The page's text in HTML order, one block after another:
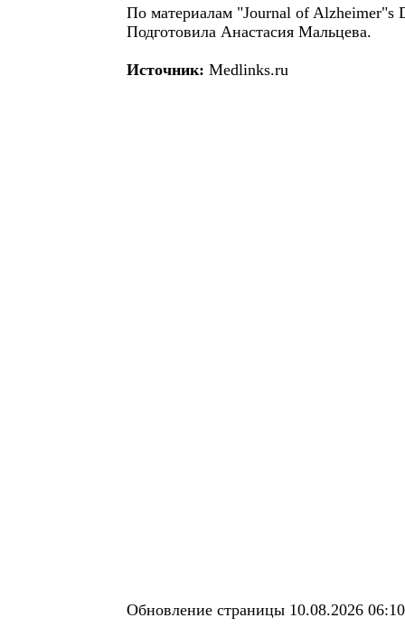
По материалам "Journal of Alzheimer"s
Подготовила Анастасия Мальцева.
Источник: Medlinks.ru
Обновление страницы 10.08.2026 06:10